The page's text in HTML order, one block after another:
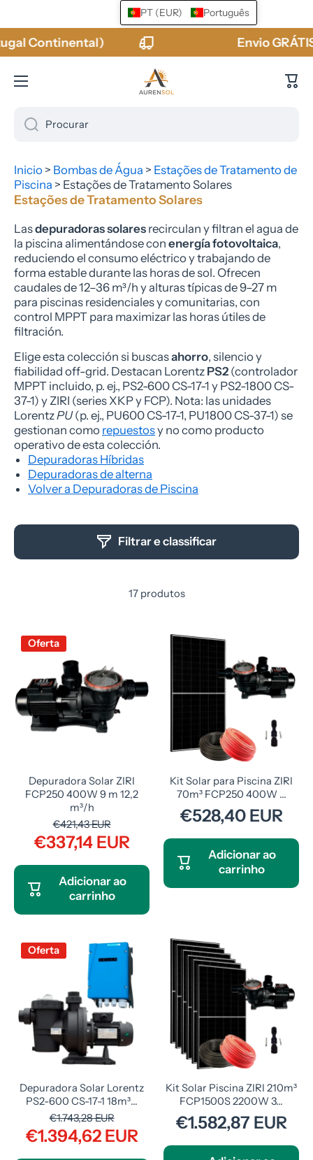
Envio GRÁTIS em
Procurar
Inicio > Bombas de Água > Estações de Tratamento de
Piscina > Estações de Tratamento Solares
Estações de Tratamento Solares
Lasdepuradoras solares recirculan y filtran el agua de
la piscina alimentándose con energía fotovoltaica,
reduciendo el consumo eléctrico y trabajando de
forma estable durante las horas de sol. Ofrecen
caudales de 12–36 m³/h y alturas típicas de 9–27 m
para piscinas residenciales y comunitarias, con
control MPPT para maximizar las horas útiles de
filtración.
Elige esta colección si buscasahorro, silencio y
fiabilidad off-grid. Destacan Lorentz PS2 (controlador
MPPT incluido, p. ej., PS2-600 CS-17-1 y PS2-1800 CS-
37-1) y ZIRI (series XKP y FCP). Nota: las unidades
LorentzPU(p. ej., PU600 CS-17-1, PU1800 CS-37-1) se
gestionan como repuestosy no como producto
operativo de esta colección.
Depuradoras Híbridas
Depuradoras de alterna
Volver a Depuradoras de Piscina
Filtrar e classificar
17 produtos
Oferta
Depuradora Solar ZIRI
FCP250 400W 9 m 12,2
m³/h
€421,43 EUR
€337,14 EUR
Adicionar ao
carrinho
Kit Solar para Piscina ZIRI
70m³ FCP250 400W ...
€528,40 EUR
Adicionar ao
carrinho
Oferta
Depuradora Solar Lorentz
PS2-600 CS-17-1 18m³...
€1.743,28 EUR
€1.394,62 EUR
Kit Solar Piscina ZIRI 210m³
FCP1500S 2200W 3...
€1.582,87 EUR
PT (EUR) Português